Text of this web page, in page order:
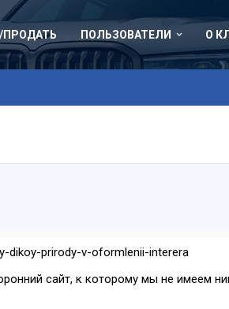
ПРОДАТЬ ПОЛЬЗОВАТЕЛИ О
dikoy-prirody-v-oformlenii-interera
сайт, к которому мы не имеем